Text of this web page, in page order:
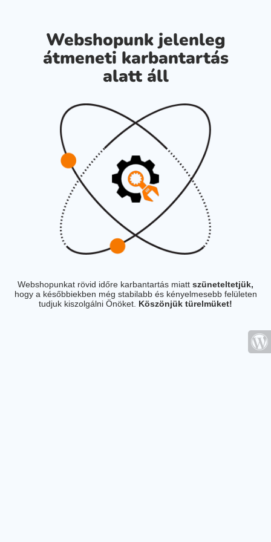
Webshopunk jelenleg
átmeneti karbantartás
alatt áll
Webshopunkat rövid időre karbantartás miatt szüneteltetjük,
hogy a későbbiekben még stabilabb és kényelmesebb felületen
tudjuk kiszolgálni Önöket. Köszönjük türelmüket!